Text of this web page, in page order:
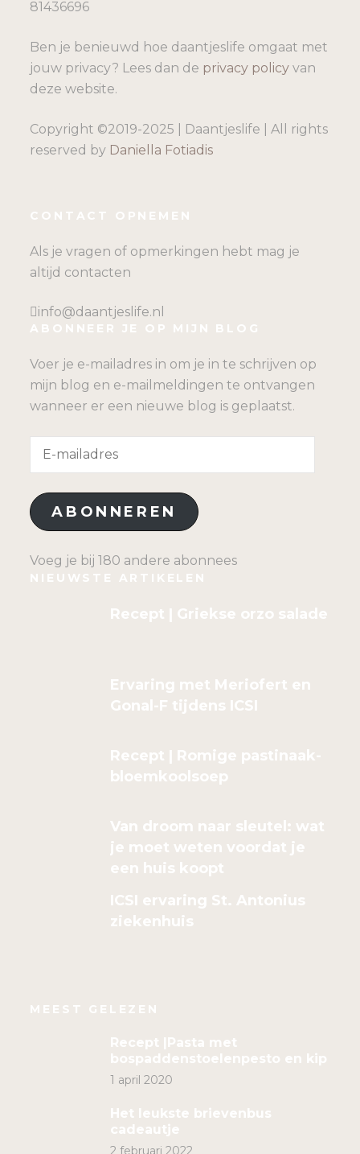
81436696
Ben je benieuwd hoe daantjeslife omgaat met
jouw privacy? Lees dan de privacy policy van
deze website.
Copyright ©2019-2025 | Daantjeslife | All rights
reserved by Daniella Fotiadis
CONTACT OPNEMEN
Als je vragen of opmerkingen hebt mag je
altijd contacten
info@daantjeslife.nl
ABONNEER JE OP MIJN BLOG
Voer je e-mailadres in om je in te schrijven op
mijn blog en e-mailmeldingen te ontvangen
wanneer er een nieuwe blog is geplaatst.
ABONNEREN
Voeg je bij 180 andere abonnees
NIEUWSTE ARTIKELEN
Recept | Griekse orzo salade
Ervaring met Meriofert en
Gonal-F tijdens ICSI
Recept | Romige pastinaak-
bloemkoolsoep
Van droom naar sleutel: wat
je moet weten voordat je
een huis koopt
ICSI ervaring St. Antonius
ziekenhuis
MEEST GELEZEN
Recept |Pasta met
bospaddenstoelenpesto en kip
1 april 2020
Het leukste brievenbus
cadeautje
2 februari 2022